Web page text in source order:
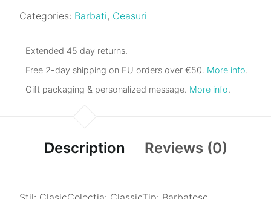
Categories: Barbati, Ceasuri
Extended 45 day returns.
Free 2-day shipping on EU orders over €50. More info.
Gift packaging & personalized message. More info.
Description Reviews (0)